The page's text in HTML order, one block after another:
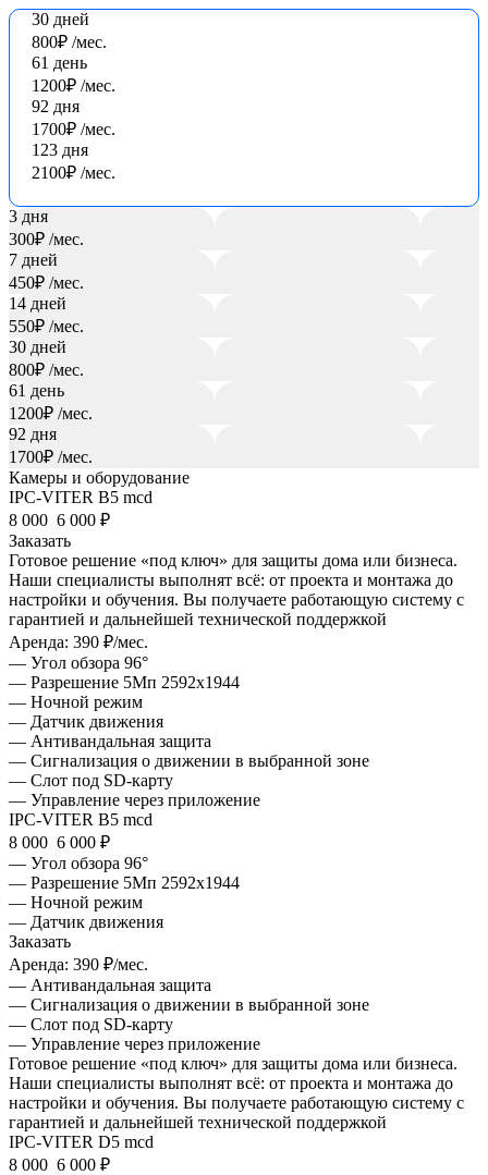
30 дней
800₽ /мес.
61 день
1200₽ /мес.
92 дня
1700₽ /мес.
123 дня
2100₽ /мес.
3 дня
300₽ /мес.
7 дней
450₽ /мес.
14 дней
550₽ /мес.
30 дней
800₽ /мес.
61 день
1200₽ /мес.
92 дня
1700₽ /мес.
Камеры и оборудование
IPC-VITER B5 mcd
8 000 6 000 ₽
Заказать
Готовое решение «под ключ» для защиты дома или бизнеса.
Наши специалисты выполнят всё: от проекта и монтажа до
настройки и обучения. Вы получаете работающую систему с
гарантией и дальнейшей технической поддержкой
Аренда: 390 ₽/мес.
— Угол обзора 96°
— Разрешение 5Мп 2592х1944
— Ночной режим
— Датчик движения
— Антивандальная защита
— Сигнализация о движении в выбранной зоне
— Слот под SD-карту
— Управление через приложение
IPC-VITER B5 mcd
8 000 6 000 ₽
— Угол обзора 96°
— Разрешение 5Мп 2592х1944
— Ночной режим
— Датчик движения
Заказать
Аренда: 390 ₽/мес.
— Антивандальная защита
— Сигнализация о движении в выбранной зоне
— Слот под SD-карту
— Управление через приложение
Готовое решение «под ключ» для защиты дома или бизнеса.
Наши специалисты выполнят всё: от проекта и монтажа до
настройки и обучения. Вы получаете работающую систему с
гарантией и дальнейшей технической поддержкой
IPC-VITER D5 mcd
8 000 6 000 ₽